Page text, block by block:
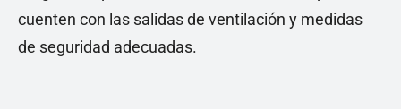
cuenten con las salidas de ventilación y medidas
de seguridad adecuadas.